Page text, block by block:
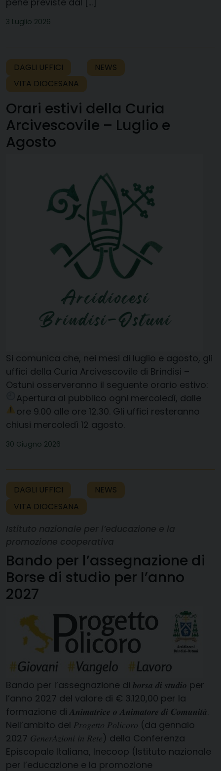
3 Luglio 2026
DAGLI UFFICI
NEWS
VITA DIOCESANA
Orari estivi della Curia
Arcivescovile – Luglio e
Agosto
Si comunica che, nei mesi di luglio e agosto, gli
uffici della Curia Arcivescovile di Brindisi –
Ostuni osserveranno il seguente orario estivo:
Apertura al pubblico ogni mercoledì, dalle
ore 9.00 alle ore 12.30. Gli uffici resteranno
chiusi mercoledì 12 agosto.
30 Giugno 2026
DAGLI UFFICI
NEWS
VITA DIOCESANA
Bando per l’assegnazione di
Borse di studio per l’anno
2027
Bando per l’assegnazione di 𝒃𝒐𝒓𝒔𝒂 𝒅𝒊 𝒔𝒕𝒖𝒅𝒊𝒐 per
l’anno 2027 del valore di € 3.120,00 per la
formazione di 𝑨𝒏𝒊𝒎𝒂𝒕𝒓𝒊𝒄𝒆 𝒐 𝑨𝒏𝒊𝒎𝒂𝒕𝒐𝒓𝒆 𝒅𝒊 𝑪𝒐𝒎𝒖𝒏𝒊𝒕𝒂̀.
Nell’ambito del 𝑃𝑟𝑜𝑔𝑒𝑡𝑡𝑜 𝑃𝑜𝑙𝑖𝑐𝑜𝑟𝑜 (da gennaio
2027 𝐺𝑒𝑛𝑒𝑟𝐴𝑧𝑖𝑜𝑛𝑖 𝑖𝑛 𝑅𝑒𝑡𝑒) della Conferenza
Episcopale Italiana, Inecoop (Istituto nazionale
per l’educazione e la promozione